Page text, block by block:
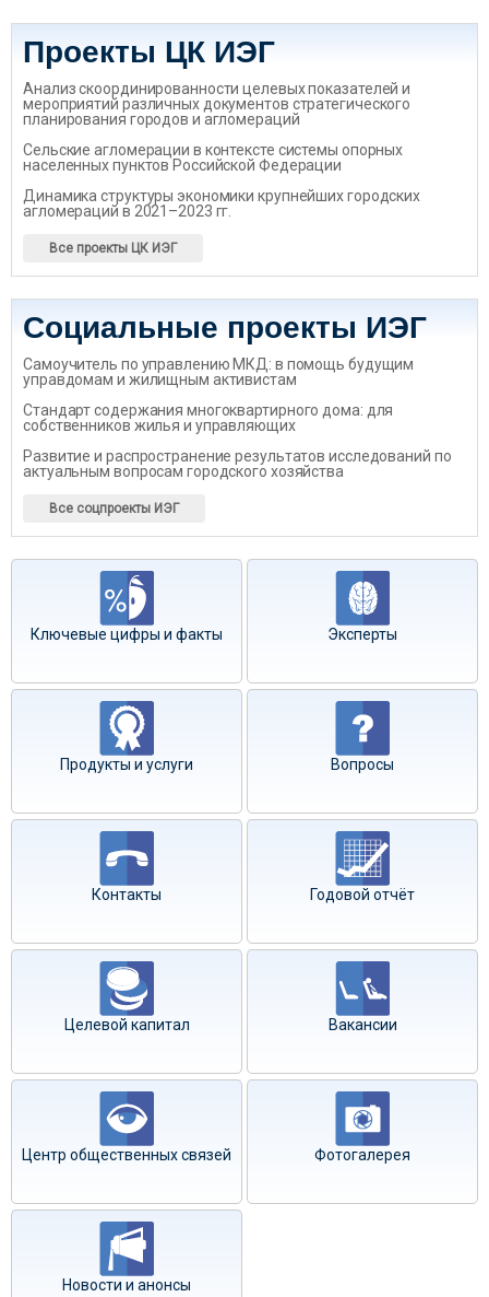
Проекты ЦК ИЭГ
Анализ скоординированности целевых показателей и
мероприятий различных документов стратегического
планирования городов и агломераций
Сельские агломерации в контексте системы опорных
населенных пунктов Российской Федерации
Динамика структуры экономики крупнейших городских
агломераций в 2021–2023 гг.
Все проекты ЦК ИЭГ
Социальные проекты ИЭГ
Самоучитель по управлению МКД: в помощь будущим
управдомам и жилищным активистам
Стандарт содержания многоквартирного дома: для
собственников жилья и управляющих
Развитие и распространение результатов исследований по
актуальным вопросам городского хозяйства
Все соцпроекты ИЭГ
Ключевые цифры и факты Эксперты
Продукты и услуги Вопросы
Контакты Годовой отчёт
Целевой капитал Вакансии
Центр общественных связей Фотогалерея
Новости и анонсы